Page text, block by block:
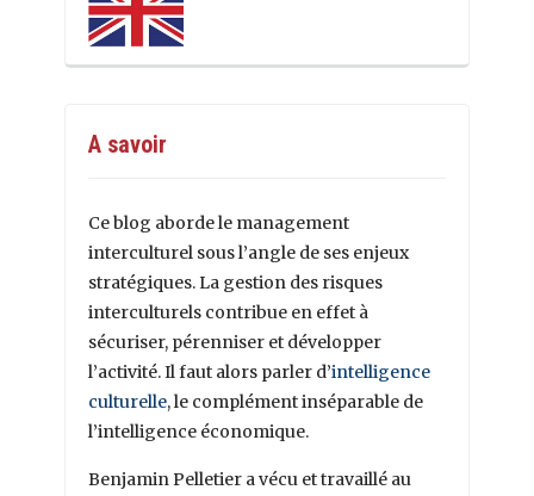
A savoir
Ce blog aborde le management
interculturel sous l’angle de ses enjeux
stratégiques. La gestion des risques
interculturels contribue en effet à
sécuriser, pérenniser et développer
l’activité. Il faut alors parler d’intelligence
culturelle, le complément inséparable de
l’intelligence économique.
Benjamin Pelletier a vécu et travaillé au